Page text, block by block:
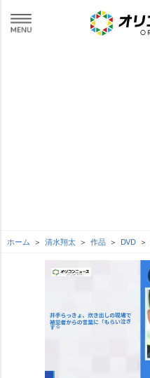
ホーム 清水翔太 作品 DVD